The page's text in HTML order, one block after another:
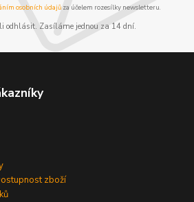
osobních údajůza účelem rozesílky newsletteru.
odhlásit. Zasíláme jednou za 14 dní.
zboží